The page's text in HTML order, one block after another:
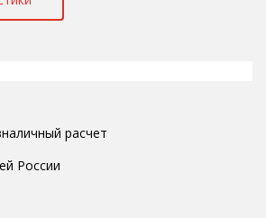
расчет
России